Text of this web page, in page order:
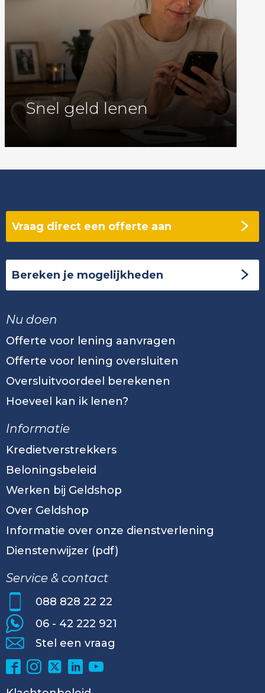
Snel geld lenen
Vraag direct een offerte aan
Bereken je mogelijkheden
Nu doen
Offerte voor lening aanvragen
Offerte voor lening oversluiten
Oversluitvoordeel berekenen
Hoeveel kan ik lenen?
Informatie
Kredietverstrekkers
Beloningsbeleid
Werken bij Geldshop
Over Geldshop
Informatie over onze dienstverlening
Dienstenwijzer (pdf)
Service & contact
088 828 22 22
06 - 42 222 921
Stel een vraag